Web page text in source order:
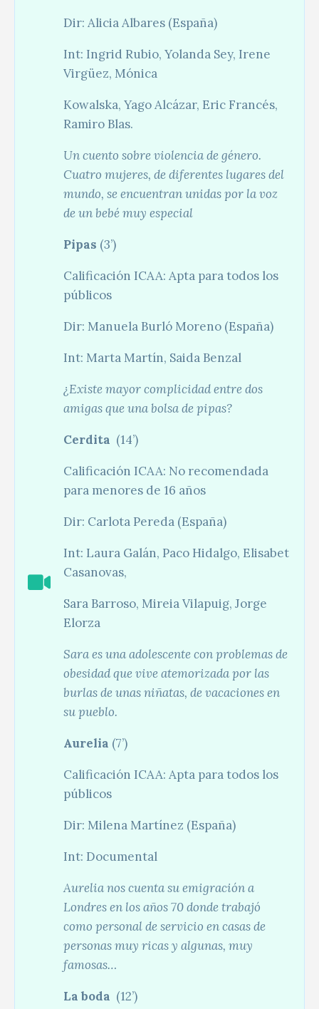
Dir: Alicia Albares (España)
Int: Ingrid Rubio, Yolanda Sey, Irene
Virgüez, Mónica
Kowalska, Yago Alcázar, Eric Francés,
Ramiro Blas.
Un cuento sobre violencia de género.
Cuatro mujeres, de diferentes lugares del
mundo, se encuentran unidas por la voz
de un bebé muy especial
Pipas (3’)
Calificación ICAA: Apta para todos los
públicos
Dir: Manuela Burló Moreno (España)
Int: Marta Martín, Saida Benzal
¿Existe mayor complicidad entre dos
amigas que una bolsa de pipas?
Cerdita (14’)
Calificación ICAA: No recomendada
para menores de 16 años
Dir: Carlota Pereda (España)
Int: Laura Galán, Paco Hidalgo, Elisabet
Casanovas,
Sara Barroso, Mireia Vilapuig, Jorge
Elorza
Sara es una adolescente con problemas de
obesidad que vive atemorizada por las
burlas de unas niñatas, de vacaciones en
su pueblo.
Aurelia (7’)
Calificación ICAA: Apta para todos los
públicos
Dir: Milena Martínez (España)
Int: Documental
Aurelia nos cuenta su emigración a
Londres en los años 70 donde trabajó
como personal de servicio en casas de
personas muy ricas y algunas, muy
famosas…
La boda (12’)